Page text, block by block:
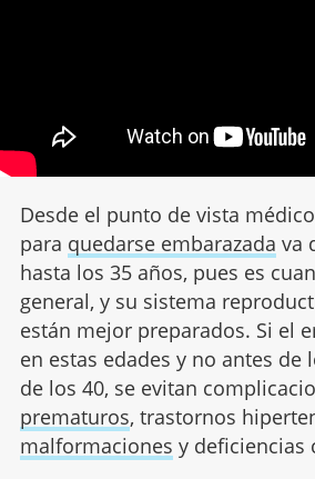
Desde el punto de vista
para quedarse embarazada va
hasta los 35 años, pues es
general, y su sistema
están mejor preparados. Si el
en estas edades y no antes de
de los 40, se evitan
prematuros, trastornos
malformaciones y deficiencias